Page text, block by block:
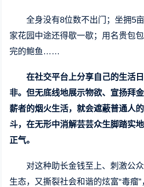
全身没有8位数不出门；坐拥5
家花园中途还得歇一歇；用名贵包
完的鲍鱼……
在社交平台上分享自己的生活
非。但无底线地展示物欲、宣扬拜
薪者的烟火生活，就会遮蔽普通人
斗，在无形中消解芸芸众生脚踏实
正气。
对这种助长金钱至上、刺激公
生态，又撕裂社会和谐的炫富“毒瘤